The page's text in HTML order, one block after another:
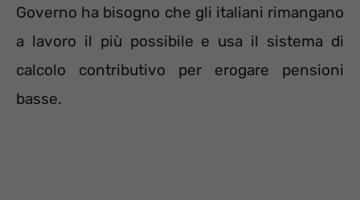
Governo ha bisogno che gli italiani rimangano
a lavoro il più possibile e usa il sistema di
calcolo contributivo per erogare pensioni
basse.